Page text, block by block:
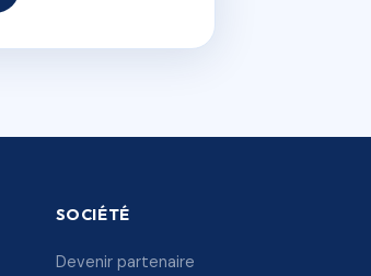
SOCIÉTÉ
Devenir partenaire